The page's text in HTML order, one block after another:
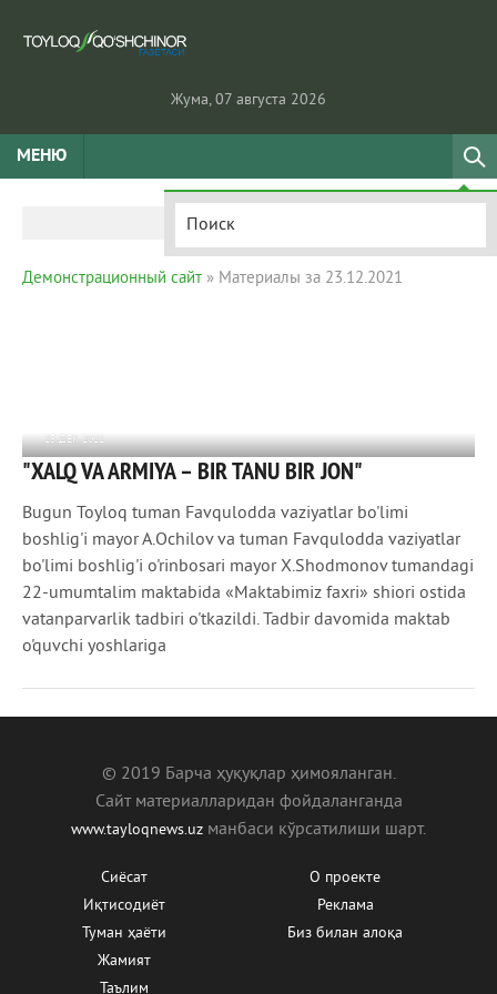
Жума, 07 августа 2026
МЕНЮ
Демонстрационный сайт » Материалы за 23.12.2021
23 ДЕК 2021
1 148 0
"XALQ VA ARMIYA – BIR TANU BIR JON"
Bugun Toyloq tuman Favqulodda vaziyatlar bo'limi
boshlig'i mayor A.Ochilov va tuman Favqulodda vaziyatlar
bo'limi boshlig'i o'rinbosari mayor X.Shodmonov tumandagi
22-umumtalim maktabida «Maktabimiz faxri» shiori ostida
vatanparvarlik tadbiri o'tkazildi. Tadbir davomida maktab
o'quvchi yoshlariga
© 2019 Барча ҳуқуқлар ҳимояланган.
Сайт материалларидан фойдаланганда
www.tayloqnews.uz манбаcи кўрсатилиши шарт.
Сиёсат
Иқтисодиёт
Туман ҳаёти
Жамият
Таълим
О проекте
Реклама
Биз билан алоқа